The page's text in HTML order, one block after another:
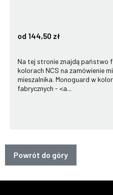
od 144,50 zł
Na tej stronie znajdą państwo
kolorach NCS na zamówienie
mieszalnika. Monoguard w
fabrycznych - <a...
Powrót do góry